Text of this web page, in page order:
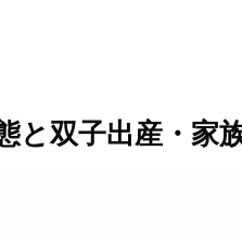
と双子出産・家